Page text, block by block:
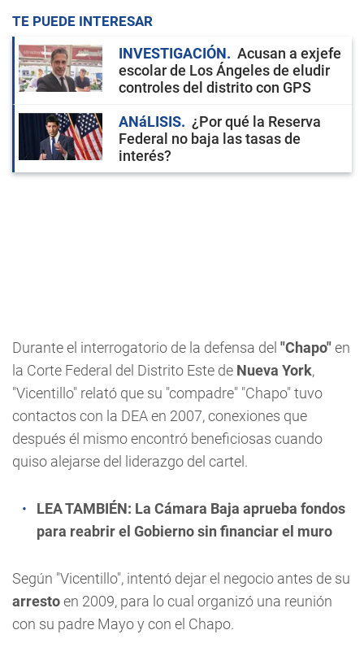
TE PUEDE INTERESAR
INVESTIGACIÓN
Acusan a exjefe
escolar de Los Ángeles de eludir
controles del distrito con GPS
ANáLISIS
¿Por qué la Reserva
Federal no baja las tasas de
interés?
Durante el interrogatorio de la defensa del "Chapo"en
la Corte Federal del Distrito Este de Nueva York,
"Vicentillo" relató que su "compadre" "Chapo" tuvo
contactos con la DEA en 2007, conexiones que
después él mismo encontró beneficiosas cuando
quiso alejarse del liderazgo del cartel.
LEA TAMBIÉN: La Cámara Baja aprueba fondos
para reabrir el Gobierno sin financiar el muro
Según "Vicentillo", intentó dejar el negocio antes de su
arrestoen 2009, para lo cual organizó una reunión
con su padre Mayo y con el Chapo.